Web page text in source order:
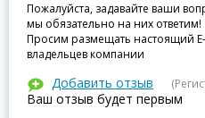
Пожалуйста, задавайте ваши
мы обязательно на них ответим!
Просим размещать настоящий
владельцев компании
Добавить отзыв
Ваш отзыв будет первым